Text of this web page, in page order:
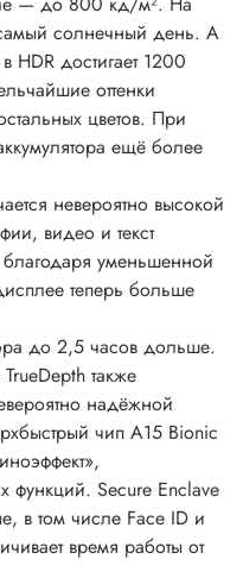
солнечный день. А
HDR достигает 1200
оттенки
цветов. При
ещё более
невероятно высокой
видео и текст
благодаря уменьшенной
теперь больше
до 2,5 часов дольше.
также
надёжной
чип A15 Bionic
функций. Secure Enclave
в том числе Face ID и
время работы от